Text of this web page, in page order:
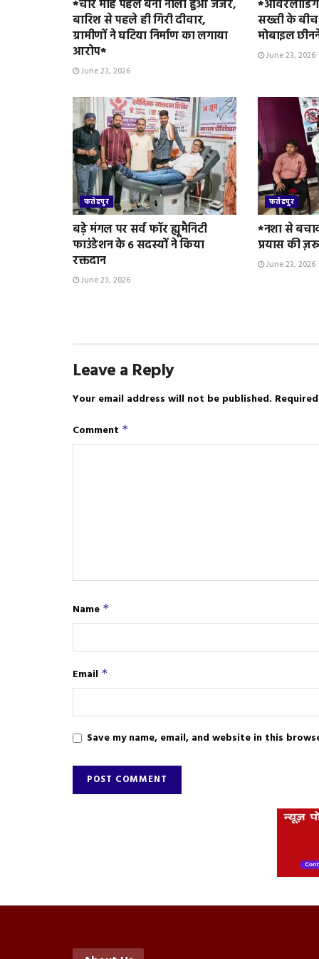
*चार माह पहले बना नाला हुआ जर्जर,
बारिश से पहले ही गिरी दीवार,
ग्रामीणों ने घटिया निर्माण का लगाया
आरोप*
June 23, 2026
*ओवरलोडिंग
सख्ती के
मोबाइल
June 23, 2026
फतेहपुर
बड़े मंगल पर सर्व फॉर ह्यूमैनिटी
फाउंडेशन के 6 सदस्यों ने किया
रक्तदान
June 23, 2026
फतेहपुर
*नशा से
प्रयास की
June 23, 2026
Leave a Reply
Your email address will not be published.
Comment *
Name *
Email *
Save my name, email, and website in this